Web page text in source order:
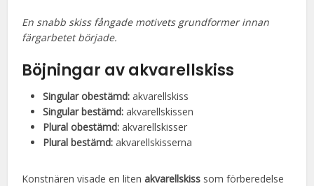
En snabb skiss fångade motivets grundformer innan
färgarbetet började.
Böjningar av akvarellskiss
Singular obestämd: akvarellskiss
Singular bestämd: akvarellskissen
Plural obestämd: akvarellskisser
Plural bestämd: akvarellskisserna
Konstnären visade en litenakvarellskiss som förberedelse